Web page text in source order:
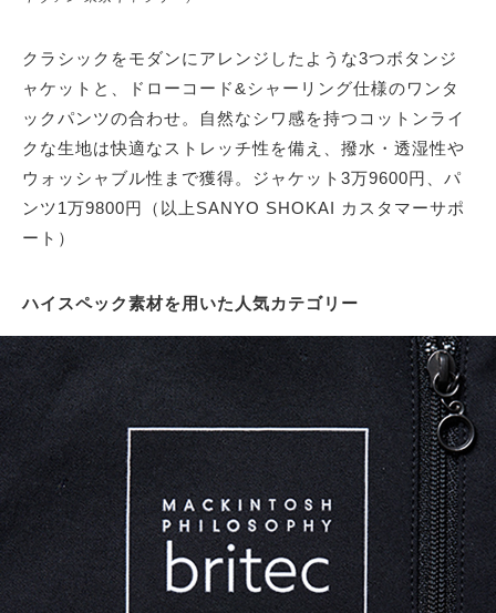
クラシックをモダンにアレンジしたような3つボタンジ
ャケットと、ドローコード&シャーリング仕様のワンタ
ックパンツの合わせ。自然なシワ感を持つコットンライ
クな生地は快適なストレッチ性を備え、撥水・透湿性や
ウォッシャブル性まで獲得。ジャケット3万9600円、パ
ンツ1万9800円（以上SANYO SHOKAI カスタマーサポ
ート）
ハイスペック素材を用いた人気カテゴリー